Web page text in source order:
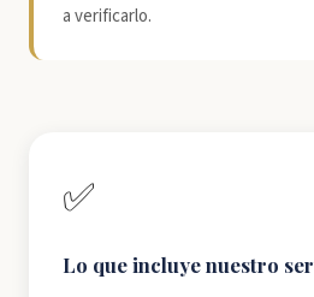
a verificarlo.
✅
Lo que incluye nuestro